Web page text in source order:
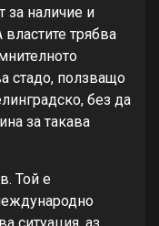
за наличие и
трябва
стадо, ползващо
без да
за такава
Той е